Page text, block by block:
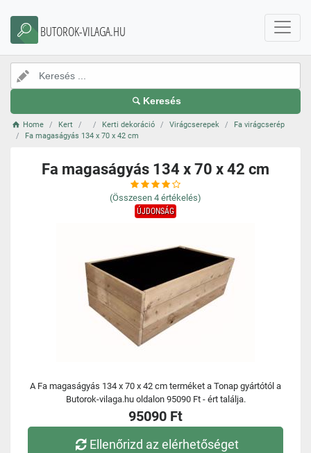
BUTOROK-VILAGA.HU
Keresés
Home Kert Kerti dekoráció Virágcserepek
Fa virágcserép
Fa magaságyás 134 x 70 x 42 cm
Fa magaságyás 134 x 70 x 42 cm
(Összesen 4 értékelés)
ÚJDONSÁG
A Fa magaságyás 134 x 70 x 42 cm terméket a Tonap gyártótól a
Butorok-vilaga.hu oldalon 95090 Ft - ért találja.
95090 Ft
Ellenőrizd az elérhetőséget